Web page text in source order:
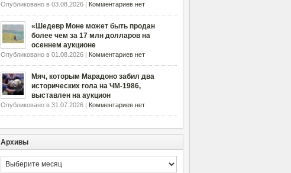
Опубликовано в 03.08.2026 | Комментариев нет
«Шедевр Моне может быть продан
более чем за 17 млн долларов на
осеннем аукционе
Опубликовано в 01.08.2026 | Комментариев нет
Мяч, которым Марадоно забил два
исторических гола на ЧМ-1986,
выставлен на аукцион
Опубликовано в 31.07.2026 | Комментариев нет
Архивы
Архивы